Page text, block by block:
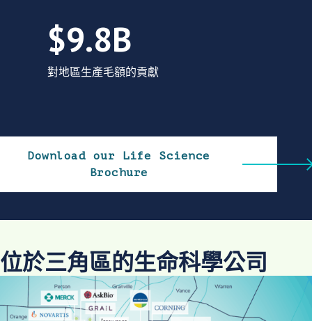
$9.8B
對地區生產毛額的貢獻
生命科學領域為地區生產總值貢獻了 98 億
Download our Life Science
Brochure
位於三角區的生命科學公司